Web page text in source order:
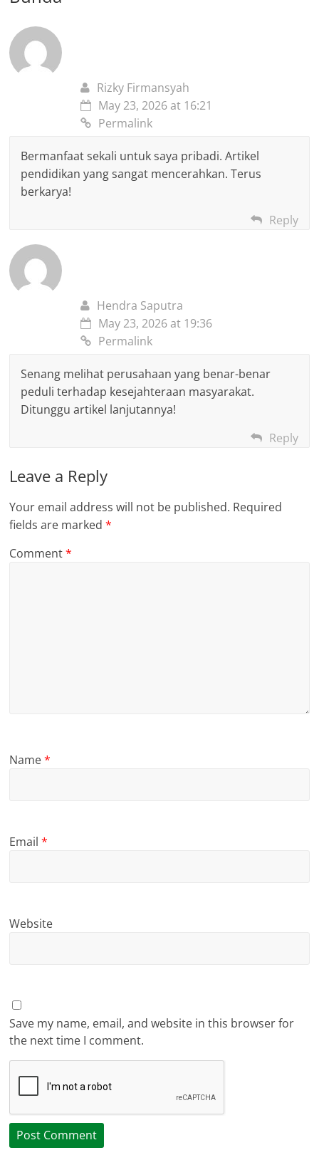
Rizky Firmansyah
May 23, 2026 at 16:21
Permalink
Bermanfaat sekali untuk saya pribadi. Artikel
pendidikan yang sangat mencerahkan. Terus
berkarya!
Reply
Hendra Saputra
May 23, 2026 at 19:36
Permalink
Senang melihat perusahaan yang benar-benar
peduli terhadap kesejahteraan masyarakat.
Ditunggu artikel lanjutannya!
Reply
Leave a Reply
Your email address will not be published. Required
fields are marked*
Comment*
Name*
Email*
Website
Save my name, email, and website in this browser for
the next time I comment.